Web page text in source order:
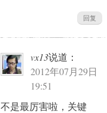
回复
vx13说道：
2012年07月29日
19:51
不是最厉害啦，关键